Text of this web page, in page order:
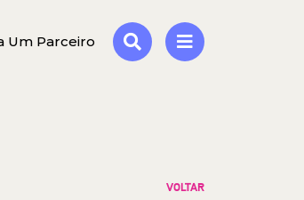
Um Parceiro
VOLTAR